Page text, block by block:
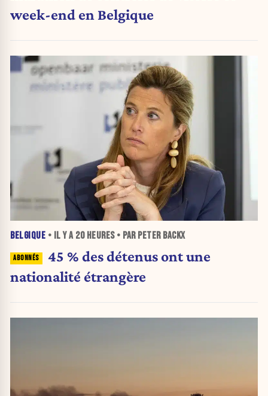
week-end en Belgique
BELGIQUE • IL Y A 20 HEURES• PAR PETER BACKX
45 % des détenus ont une
nationalité étrangère